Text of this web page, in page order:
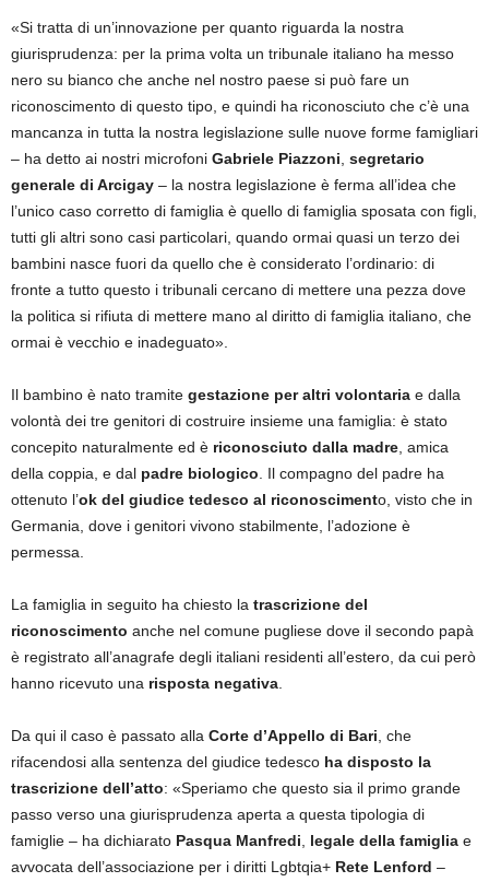
«Si tratta di un’innovazione per quanto riguarda la nostra
giurisprudenza: per la prima volta un tribunale italiano ha messo
nero su bianco che anche nel nostro paese si può fare un
riconoscimento di questo tipo, e quindi ha riconosciuto che c’è una
mancanza in tutta la nostra legislazione sulle nuove forme famigliari
– ha detto ai nostri microfoni Gabriele Piazzoni, segretario
generale di Arcigay – la nostra legislazione è ferma all’idea che
l’unico caso corretto di famiglia è quello di famiglia sposata con figli,
tutti gli altri sono casi particolari, quando ormai quasi un terzo dei
bambini nasce fuori da quello che è considerato l’ordinario: di
fronte a tutto questo i tribunali cercano di mettere una pezza dove
la politica si rifiuta di mettere mano al diritto di famiglia italiano, che
ormai è vecchio e inadeguato».
Il bambino è nato tramite gestazione per altri volontaria e dalla
volontà dei tre genitori di costruire insieme una famiglia: è stato
concepito naturalmente ed è riconosciuto dalla madre, amica
della coppia, e dal padre biologico. Il compagno del padre ha
ottenuto l’ok del giudice tedesco al riconoscimento, visto che in
Germania, dove i genitori vivono stabilmente, l’adozione è
permessa.
La famiglia in seguito ha chiesto la trascrizione del
riconoscimento anche nel comune pugliese dove il secondo papà
è registrato all’anagrafe degli italiani residenti all’estero, da cui però
hanno ricevuto una risposta negativa.
Da qui il caso è passato alla Corte d’Appello di Bari, che
rifacendosi alla sentenza del giudice tedesco ha disposto la
trascrizione dell’atto: «Speriamo che questo sia il primo grande
passo verso una giurisprudenza aperta a questa tipologia di
famiglie – ha dichiarato Pasqua Manfredi, legale della famiglia e
avvocata dell’associazione per i diritti Lgbtqia+ Rete Lenford –